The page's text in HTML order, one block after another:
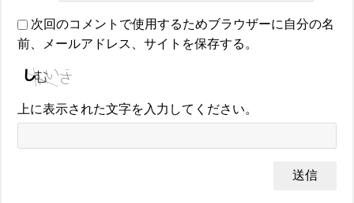
次回のコメントで使用するためブラウザーに自分の名
前、メールアドレス、サイトを保存する。
上に表示された文字を入力してください。